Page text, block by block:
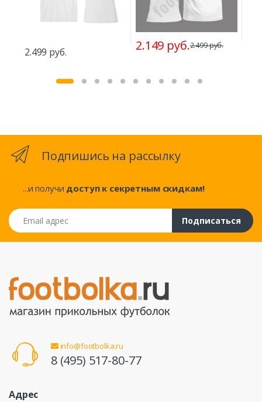
2.499 руб. 2.149 руб.2.499 руб.
Подпишись на рассылку
...и получи доступ к секретным скидкам!
Email адрес
Подписаться
info@footbolka.ru
8 (495) 517-80-77
Адрес